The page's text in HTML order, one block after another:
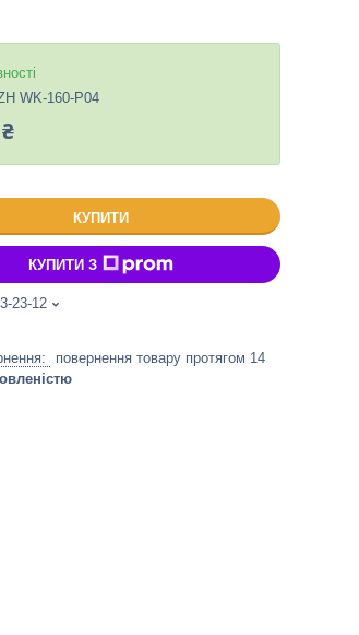
WK-160-P04
КУПИТИ
КУПИТИ З
23-12
повернення товару протягом 14